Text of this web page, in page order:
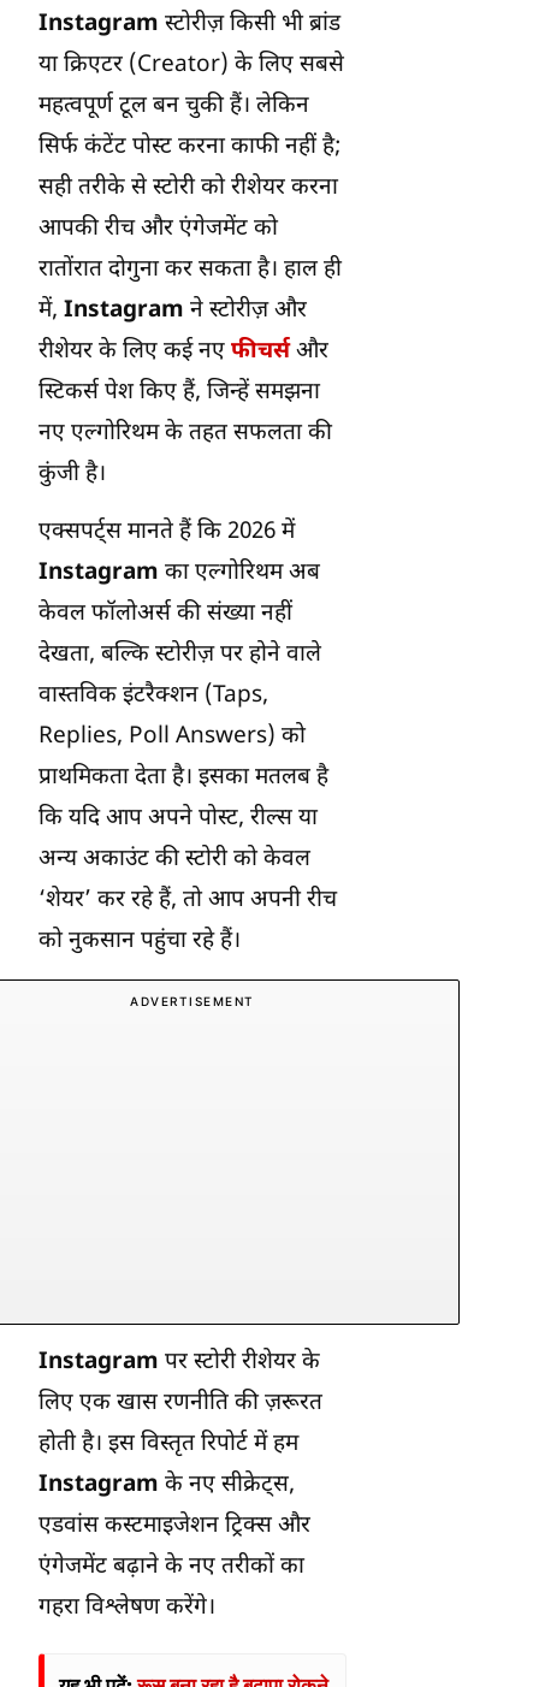
Instagram स्टोरीज़ किसी भी ब्रांड
या क्रिएटर (Creator) के लिए सबसे
महत्वपूर्ण टूल बन चुकी हैं। लेकिन
सिर्फ कंटेंट पोस्ट करना काफी नहीं है;
सही तरीके से स्टोरी को रीशेयर करना
आपकी रीच और एंगेजमेंट को
रातोंरात दोगुना कर सकता है। हाल ही
में, Instagram ने स्टोरीज़ और
रीशेयर के लिए कई नए फीचर्सऔर
स्टिकर्स पेश किए हैं, जिन्हें समझना
नए एल्गोरिथम के तहत सफलता की
कुंजी है।
एक्सपर्ट्स मानते हैं कि 2026 में
Instagram का एल्गोरिथम अब
केवल फॉलोअर्स की संख्या नहीं
देखता, बल्कि स्टोरीज़ पर होने वाले
वास्तविक इंटरैक्शन (Taps,
Replies, Poll Answers) को
प्राथमिकता देता है। इसका मतलब है
कि यदि आप अपने पोस्ट, रील्स या
अन्य अकाउंट की स्टोरी को केवल
‘शेयर’ कर रहे हैं, तो आप अपनी रीच
को नुकसान पहुंचा रहे हैं।
ADVERTISEMENT
Instagram पर स्टोरी रीशेयर के
लिए एक खास रणनीति की ज़रूरत
होती है। इस विस्तृत रिपोर्ट में हम
Instagram के नए सीक्रेट्स,
एडवांस कस्टमाइजेशन ट्रिक्स और
एंगेजमेंट बढ़ाने के नए तरीकों का
गहरा विश्लेषण करेंगे।